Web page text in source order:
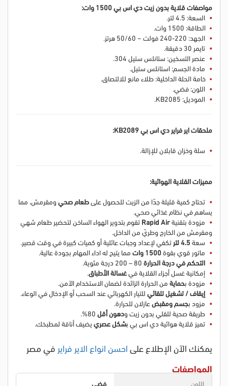
مواصفاتقلاية بدون زيتدي اس بي 1500 وات:
السعة: 4.5 لتر.
الطاقة: 1500 وات.
الجهد: 220-240 فولت ~ 50/60 هرتز.
تايمر 30 دقيقة.
عنصر التسخين: ستانلس ستيل 304.
مادة الجسم: استانلس ستيل.
خامة الحلة الداخلية: طلاء مانع للالتصاق.
اللون: فضي.
الموديل: KB2085.
ملحقات اير فراير دي اس بي KB2089:
سلة وخزان قابلان للإزالة.
مميزات القلاية الهوائية:
تحتاج كمية قليلة جدًا من الزيت للحصول علىطعام صحيومقرمش، مما
يساهم في نظام غذائي صحي.
مزودة بتقنيةRapid Airتقوم بتدوير الهواء الساخن لتحضير طعام شهي
ومقرمش من الخارج وطريّ من الداخل.
سعة4.5 لتر
تكفي لإعداد وجبات عائلية أو كميات كبيرة في وقت قصير.
ماتور قوي بقوة1500 وات
مما يتيح له اداء المهام بجودة عالية.
التحكم في درجة الحرارة
إمكانية غسل أجزاء القلاية فيغسالة الأطباق.
مزودة بحمايةمن الحرارة الزائدة لضمان الاستخدام الآمن.
إيقاف / تشغيل تلقائيللتيار الكهربائي عند السحب أو الإدخال في الوعاء.
مزود بجسم ومقبضعازلان للحرارة.
طريقة صحية للقلي بدون زيت ودهون أقل
تميز قلاية هوائية دي اس بي بشكل عصرييضيف أناقة لمطبخك.
يمكنك الآن الإطلاع علىاحسن انواع الاير فراير في مصر
المواصفات
اللون
فضي